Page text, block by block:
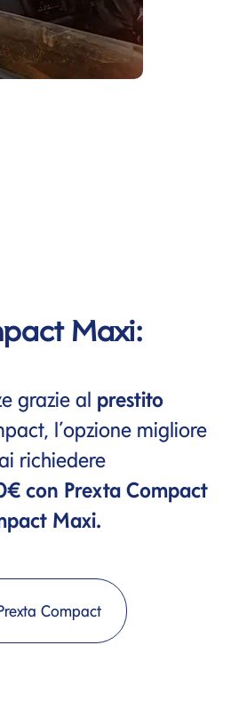
Maxi:
grazie al prestito
l’opzione migliore
richiedere
con Prexta Compact
Maxi.
Compact